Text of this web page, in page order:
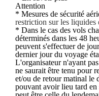
Attention
* Mesures de sécurité
restriction sur les liquides
* Dans le cas des vols
déterminés dans les 48
peuvent s'effectuer de
dernier jour du voyage
L'organisateur n'ayant
ne saurait être tenu pour
et/ou de retour matinal le
pouvant avoir lieu tard en